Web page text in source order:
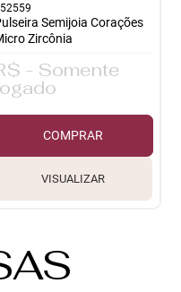
Semijoia Corações
Zircônia
- Somente
COMPRAR
VISUALIZAR